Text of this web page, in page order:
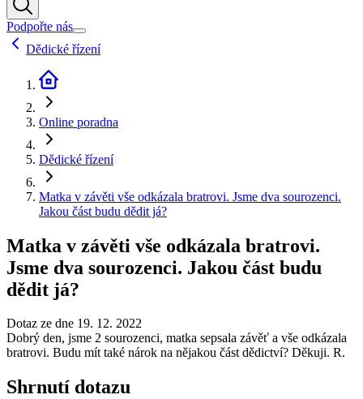
Podpořte nás
Dědické řízení
Online poradna
Dědické řízení
Matka v závěti vše odkázala bratrovi. Jsme dva sourozenci.
Jakou část budu dědit já?
Matka v závěti vše odkázala bratrovi.
Jsme dva sourozenci. Jakou část budu
dědit já?
Dotaz ze dne 19. 12. 2022
Dobrý den, jsme 2 sourozenci, matka sepsala závěť a vše odkázala
bratrovi. Budu mít také nárok na nějakou část dědictví? Děkuji. R.
Shrnutí dotazu